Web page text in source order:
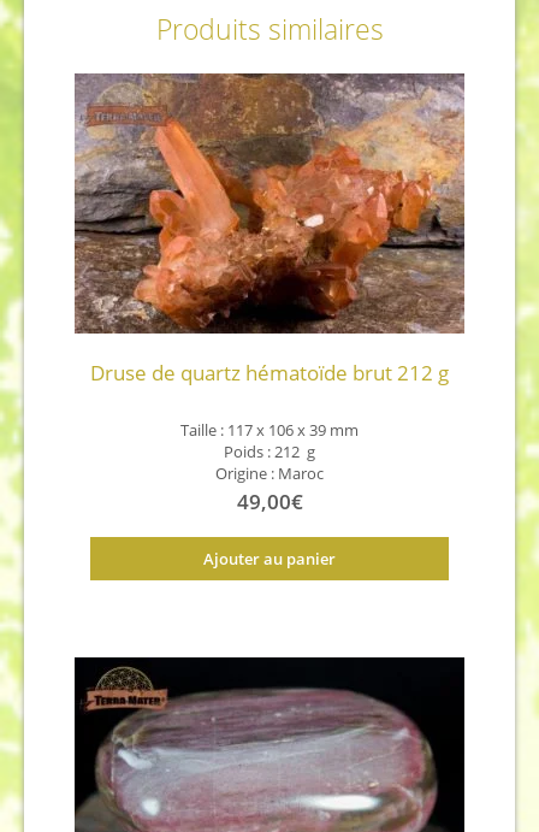
Produits similaires
Druse de quartz hématoïde brut 212 g
Taille : 117 x 106 x 39 mm
Poids : 212 g
Origine : Maroc
49,00€
Ajouter au panier